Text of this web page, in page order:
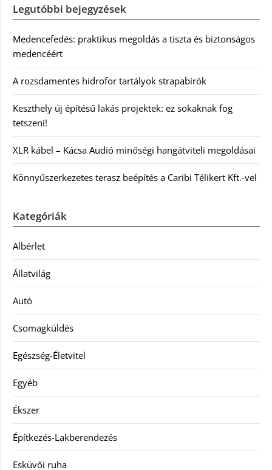
Legutóbbi bejegyzések
Medencefedés: praktikus megoldás a tiszta és biztonságos
medencéért
A rozsdamentes hidrofor tartályok strapabírók
Keszthely új építésű lakás projektek: ez sokaknak fog
tetszeni!
XLR kábel – Kácsa Audió minőségi hangátviteli megoldásai
Könnyűszerkezetes terasz beépítés a Caribi Télikert Kft.-vel
Kategóriák
Albérlet
Állatvilág
Autó
Csomagküldés
Egészség-Életvitel
Egyéb
Ékszer
Építkezés-Lakberendezés
Esküvői ruha